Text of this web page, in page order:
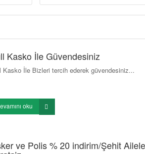
Kasko İle Güvendesiniz
Kasko İle Bizleri tercih ederek güvendesiniz...
oku
ve Polis % 20 indirim/Şehit